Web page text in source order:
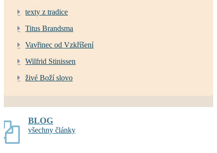
texty z tradice
Titus Brandsma
Vavřinec od Vzkříšení
Wilfrid Stinissen
živé Boží slovo
BLOG
všechny články